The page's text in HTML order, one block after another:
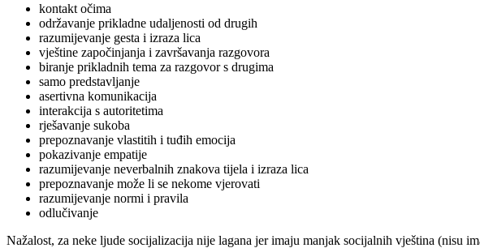
kontakt očima
održavanje prikladne udaljenosti od drugih
razumijevanje gesta i izraza lica
vještine započinjanja i završavanja razgovora
biranje prikladnih tema za razgovor s drugima
samo predstavljanje
asertivna komunikacija
interakcija s autoritetima
rješavanje sukoba
prepoznavanje vlastitih i tuđih emocija
pokazivanje empatije
razumijevanje neverbalnih znakova tijela i izraza lica
prepoznavanje može li se nekome vjerovati
razumijevanje normi i pravila
odlučivanje
Nažalost, za neke ljude socijalizacija nije lagana jer imaju manjak socijalnih vještina (nisu